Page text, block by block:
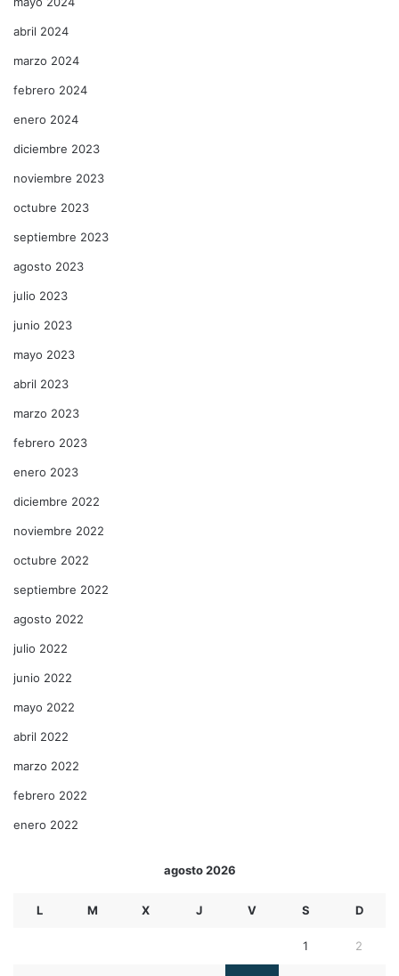
abril 2024
marzo 2024
febrero 2024
enero 2024
diciembre 2023
noviembre 2023
octubre 2023
septiembre 2023
agosto 2023
julio 2023
junio 2023
mayo 2023
abril 2023
marzo 2023
febrero 2023
enero 2023
diciembre 2022
noviembre 2022
octubre 2022
septiembre 2022
agosto 2022
julio 2022
junio 2022
mayo 2022
abril 2022
marzo 2022
febrero 2022
enero 2022
agosto 2026
L M X J V S D
1 2